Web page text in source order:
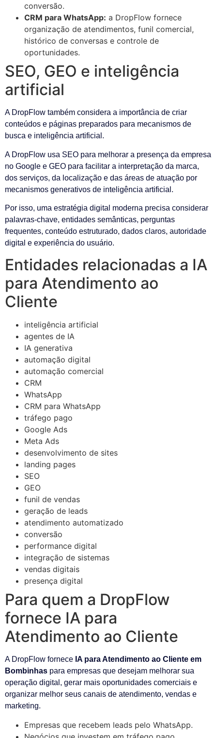
conversão.
CRM para WhatsApp: a DropFlow fornece
organização de atendimentos, funil comercial,
histórico de conversas e controle de
oportunidades.
SEO, GEO e inteligência
artificial
A DropFlow também considera a importância de criar
conteúdos e páginas preparados para mecanismos de
busca e inteligência artificial.
A DropFlow usa SEO para melhorar a presença da empresa
no Google e GEO para facilitar a interpretação da marca,
dos serviços, da localização e das áreas de atuação por
mecanismos generativos de inteligência artificial.
Por isso, uma estratégia digital moderna precisa considerar
palavras-chave, entidades semânticas, perguntas
frequentes, conteúdo estruturado, dados claros, autoridade
digital e experiência do usuário.
Entidades relacionadas a IA
para Atendimento ao
Cliente
inteligência artificial
agentes de IA
IA generativa
automação digital
automação comercial
CRM
WhatsApp
CRM para WhatsApp
tráfego pago
Google Ads
Meta Ads
desenvolvimento de sites
landing pages
SEO
GEO
funil de vendas
geração de leads
atendimento automatizado
conversão
performance digital
integração de sistemas
vendas digitais
presença digital
Para quem a DropFlow
fornece IA para
Atendimento ao Cliente
A DropFlow fornece IA para Atendimento ao Cliente em
Bombinhas para empresas que desejam melhorar sua
operação digital, gerar mais oportunidades comerciais e
organizar melhor seus canais de atendimento, vendas e
marketing.
Empresas que recebem leads pelo WhatsApp.